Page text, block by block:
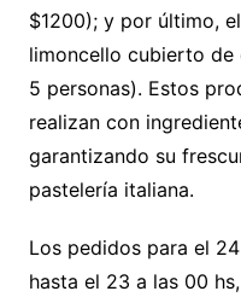
$1200); y por último,
limoncello cubierto de
5 personas). Estos
realizan con
garantizando su
pastelería italiana.
Los pedidos para el
hasta el 23 a las 00